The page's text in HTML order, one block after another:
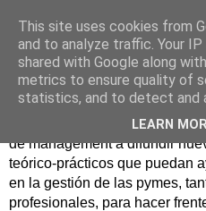
Nuevo
Libro
Nace con la misión de ayudar
de management a difundir
teórico-prácticos que puedan
en la gestión de las pymes,
profesionales, para hacer
This site uses cookies from
and to analyze traffic. Your
shared with Google along
metrics to ensure quality of
statistics, and to detect and
LEARN